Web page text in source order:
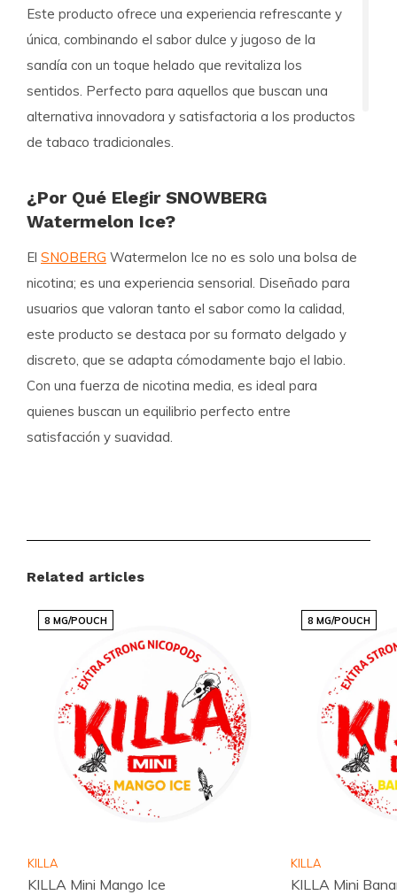
Este producto ofrece una experiencia refrescante y
única, combinando el sabor dulce y jugoso de la
sandía con un toque helado que revitaliza los
sentidos. Perfecto para aquellos que buscan una
alternativa innovadora y satisfactoria a los productos
de tabaco tradicionales.
¿Por Qué Elegir SNOWBERG
Watermelon Ice?
El SNOBERG Watermelon Ice no es solo una bolsa de
nicotina; es una experiencia sensorial. Diseñado para
usuarios que valoran tanto el sabor como la calidad,
este producto se destaca por su formato delgado y
discreto, que se adapta cómodamente bajo el labio.
Con una fuerza de nicotina media, es ideal para
quienes buscan un equilibrio perfecto entre
satisfacción y suavidad.
Peso por bolsa (gramos):
Sabor:Watermelon Ice
Tipo de producto:Nicotine Pouches
Nicotine (mg) por sobre:6.5
Nicotine (mg) por gramo:13
Contenido por envase (gramos):
Fabricante:SNOBERG
Una Opción para Cada Paladar
categoría de bolsas de nicotina
de frutas, ofreciendo
Related articles
8 MG/POUCH
KILLA
KILLA Mini Mango Ice
8 MG/POUCH
KILLA
KILLA Mini